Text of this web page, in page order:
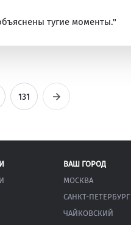
тугие моменты."
131 Следующая
ВАШ ГОРОД
МОСКВА
САНКТ-ПЕТЕРБУРГ
ЧАЙКОВСКИЙ